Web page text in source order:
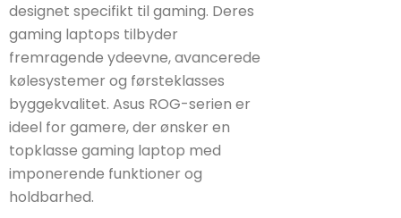
designet specifikt til gaming. Deres
gaming laptops tilbyder
fremragende ydeevne, avancerede
kølesystemer og førsteklasses
byggekvalitet. Asus ROG-serien er
ideel for gamere, der ønsker en
topklasse gaming laptop med
imponerende funktioner og
holdbarhed.